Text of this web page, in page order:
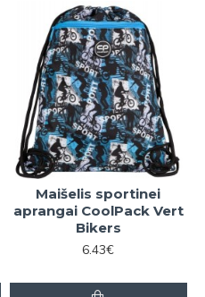
Maišelis sportinei
aprangai CoolPack Vert
Bikers
6.43€